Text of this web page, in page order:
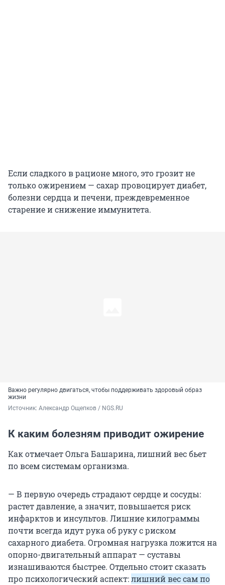
Если сладкого в рационе много, это грозит не
только ожирением — сахар провоцирует диабет,
болезни сердца и печени, преждевременное
старение и снижение иммунитета.
Важно регулярно двигаться, чтобы поддерживать здоровый образ
жизни
Источник: Александр Ощепков / NGS.RU
К каким болезням приводит ожирение
Как отмечает Ольга Башарина, лишний вес бьет
по всем системам организма.
— В первую очередь страдают сердце и сосуды:
растет давление, а значит, повышается риск
инфарктов и инсультов. Лишние килограммы
почти всегда идут рука об руку с риском
сахарного диабета. Огромная нагрузка ложится на
опорно-двигательный аппарат — суставы
изнашиваются быстрее. Отдельно стоит сказать
про психологический аспект:лишний вес сам по